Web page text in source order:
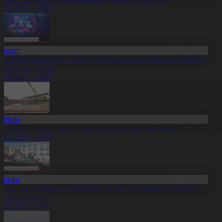
10:06
ойындары – 2026»: Фиджитал-би бойынша үздіктер
жатыр
10:05
еті мен тауық жұмыртқасын өндіру қарқын алды
10:05
облысында қайтарылған активтер есебінен екі мектеп
жатыр
10:05